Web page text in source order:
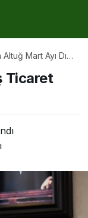
Mart Ayı Dış
Ticaret